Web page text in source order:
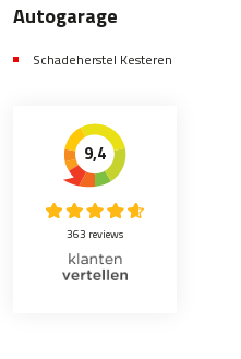
Autogarage
Schadeherstel Kesteren
9,4
363 reviews